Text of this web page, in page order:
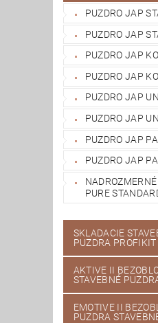
VÝPRODEJ
REFERENCIE
PUZDRO JAP
PUZDRO JAP
PUZDRO JAP
PUZDRO JAP
PUZDRO JAP
PUZDRO JAP
PUZDRO JAP
PUZDRO JAP
PURE
SKLADACIE
PUZDRA PROFIKIT
AKTIVE II
STAVEBNÉ
EMOTIVE II
PUZDRA